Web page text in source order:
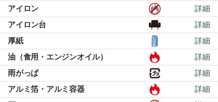
アイロン
詳細
アイロン台
詳細
厚紙
詳細
油（食用・エンジンオイル）
詳細
雨がっぱ
詳細
アルミ箔・アルミ容器
詳細